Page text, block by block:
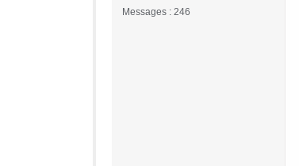
Messages : 246